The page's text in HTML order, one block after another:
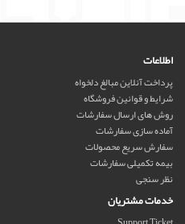
اطلاعات
پرداخت آنلاین مبالغ دلخواه
شرایط و قوانین فروشگاه
روش های ارسال سفارشات
آماده سازی سفارشات
سفارش سریع محصولات
بیمه تکمیلی سفارشات
نظر سنجی
خدمات مشتریان